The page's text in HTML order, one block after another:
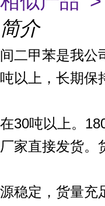
简介
间二甲苯是我公
吨以上，长期保
在30吨以上。
厂家直接发货。
源稳定，货量充